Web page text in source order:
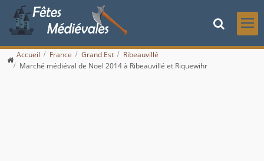
Accueil France Grand Est
Ribeauvillé
Marché médiéval de Noel 2014 à Ribeauvillé et Riquewihr